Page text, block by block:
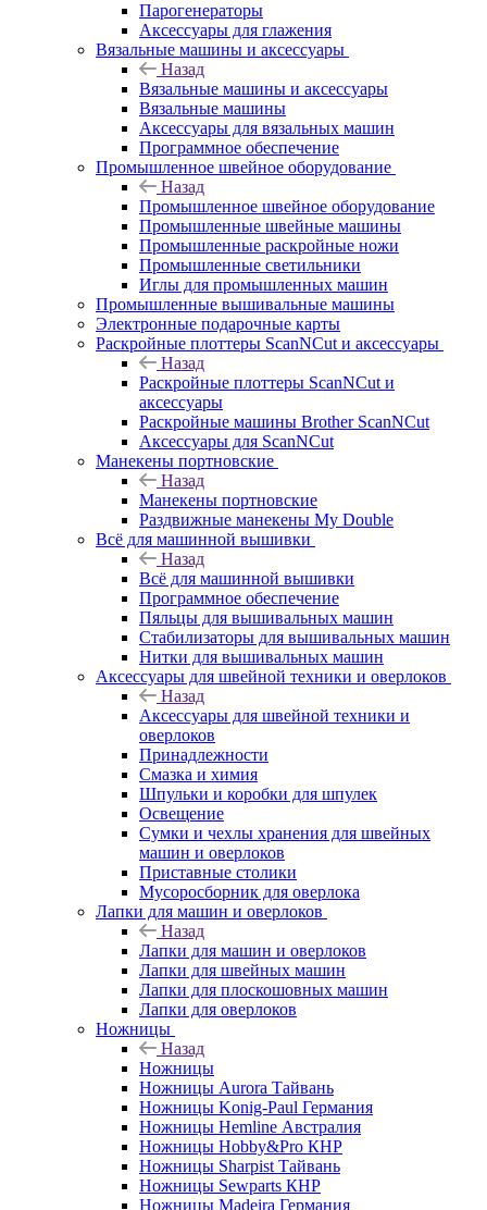
Парогенераторы
Аксессуары для глажения
Вязальные машины и аксессуары
Назад
Вязальные машины и аксессуары
Вязальные машины
Аксессуары для вязальных машин
Программное обеспечение
Промышленное швейное оборудование
Назад
Промышленное швейное оборудование
Промышленные швейные машины
Промышленные раскройные ножи
Промышленные светильники
Иглы для промышленных машин
Промышленные вышивальные машины
Электронные подарочные карты
Раскройные плоттеры ScanNCut и аксессуары
Назад
Раскройные плоттеры ScanNCut и
аксессуары
Раскройные машины Brother ScanNCut
Аксессуары для ScanNCut
Манекены портновские
Назад
Манекены портновские
Раздвижные манекены My Double
Всё для машинной вышивки
Назад
Всё для машинной вышивки
Программное обеспечение
Пяльцы для вышивальных машин
Стабилизаторы для вышивальных машин
Нитки для вышивальных машин
Аксессуары для швейной техники и оверлоков
Назад
Аксессуары для швейной техники и
оверлоков
Принадлежности
Смазка и химия
Шпульки и коробки для шпулек
Освещение
Сумки и чехлы хранения для швейных
машин и оверлоков
Приставные столики
Мусоросборник для оверлока
Лапки для машин и оверлоков
Назад
Лапки для машин и оверлоков
Лапки для швейных машин
Лапки для плоскошовных машин
Лапки для оверлоков
Ножницы
Назад
Ножницы
Ножницы Aurora Тайвань
Ножницы Konig-Paul Германия
Ножницы Hemline Австралия
Ножницы Hobby&Pro КНР
Ножницы Sharpist Тайвань
Ножницы Sewparts КНР
Ножницы Madeira Германия